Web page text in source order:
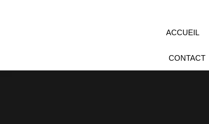
ACCUEIL
CONTACT